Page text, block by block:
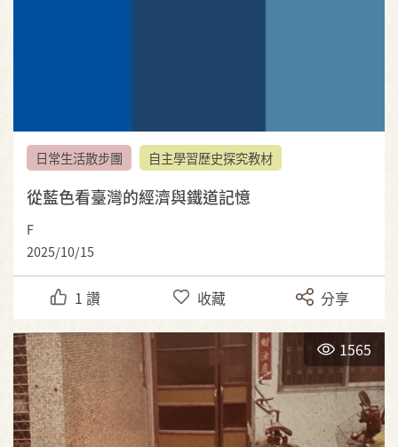
日常生活散步團 自主學習歷史探究教材
從藍色看臺灣的經濟與鐵道記憶
F
2025/10/15
1 讚 收藏 分享
1565